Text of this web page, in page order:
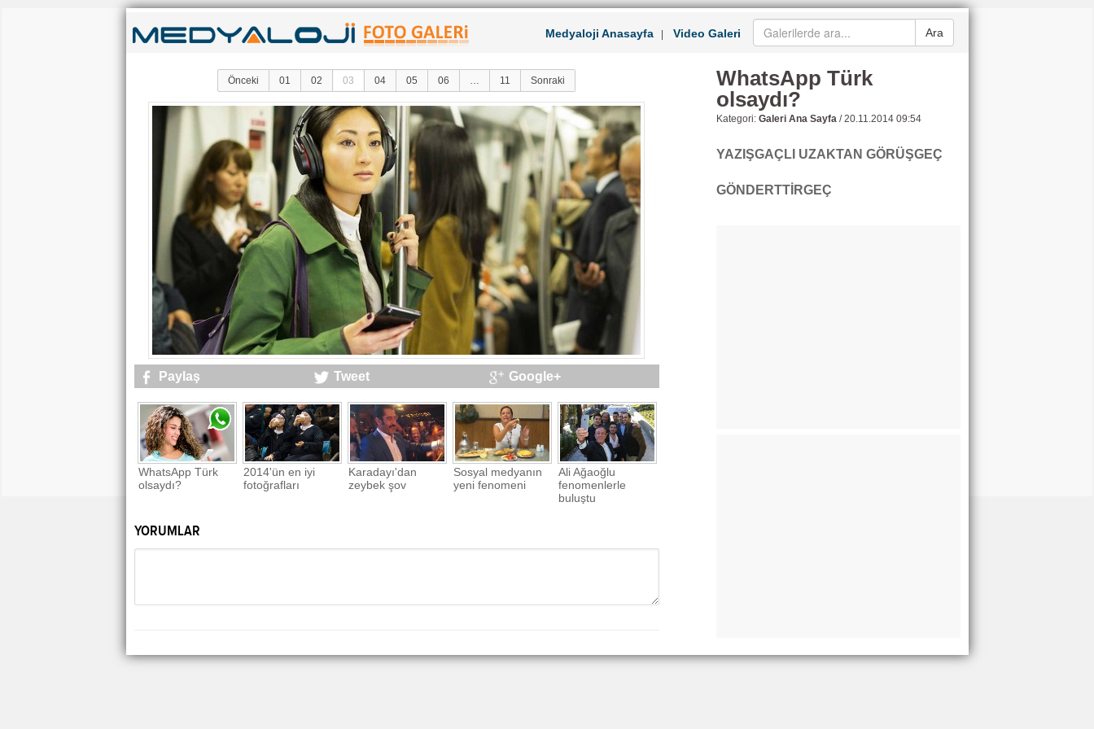
Ara
Medyaloji Anasayfa| Video Galeri
Önceki 01 02 03 04 05 06 … 11 Sonraki
Paylaş Tweet Google+
WhatsApp Türk
olsaydı?
2014'ün en iyi
fotoğrafları
Karadayı'dan
zeybek şov
Sosyal medyanın
yeni fenomeni
Ali Ağaoğlu
fenomenlerle
buluştu
YORUMLAR
WhatsApp Türk
olsaydı?
Kategori: Galeri Ana Sayfa/20.11.2014 09:54
YAZIŞGAÇLI UZAKTAN GÖRÜŞGEÇ
GÖNDERTTİRGEÇ